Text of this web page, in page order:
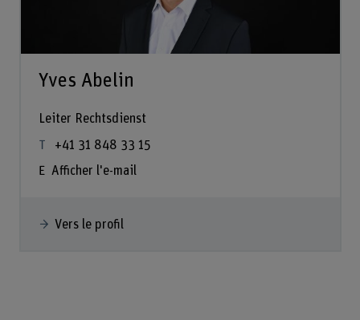
Yves Abelin
Leiter Rechtsdienst
+41 31 848 33 15
Afficher l'e-mail
Vers le profil